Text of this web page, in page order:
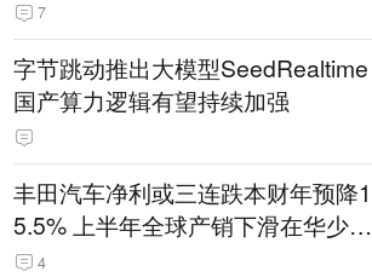
7
字节跳动推出大模型SeedRealtime
国产算力逻辑有望持续加强
丰田汽车净利或三连跌本财年预降1
5.5% 上半年全球产销下滑在华少卖
14.3万辆
4